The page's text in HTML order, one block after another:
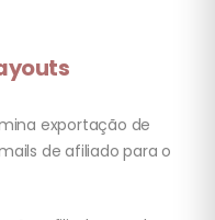
exportação de
de afiliado para o